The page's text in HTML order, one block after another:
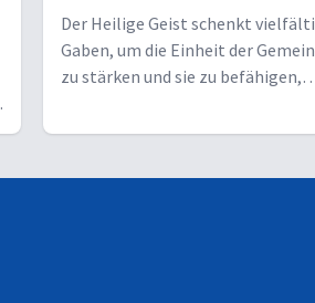
Der Heilige Geist schenkt
Gaben, um die Einheit der
zu stärken und sie zu befähigen,
bekennen.